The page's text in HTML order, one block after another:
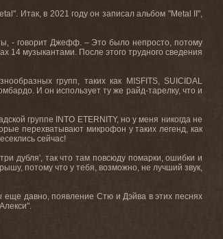
". Итак, в 2021году он записал альбом "Metal II",
- говорит Джефф. – Это было непросто, потому
14 музыкантами. После этого трудного сведения
групп, таких как MISFITS, SUICIDAL
И он использует ту же райд-тарелку, что и
группе INTO ETERNITY, но у меня никогда не
перехватывают микрофон у таких легенд, как
сейчас!
дубля', так что там повсюду помарки, ошибки и
потому что у тебя, возможно, не лучший звук,
еще давно, появление Стю и Дэйва в этих песнях